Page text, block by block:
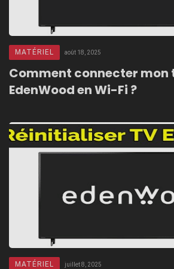
MATÉRIEL août 18, 2025
Comment connecter mon
EdenWood en Wi-Fi ?
MATÉRIEL juillet 8, 2025